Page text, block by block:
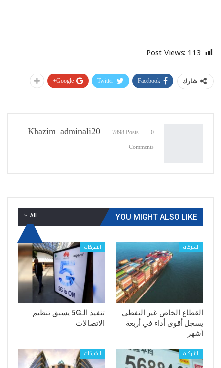
Post Views: 113
شارك Facebook
Twitter
Google+
Khazim_adminali20 7898 Posts 0
Comments
All YOU MIGHT ALSO LIKE
الشركات
القطاع الخاص غير النفطي
يسجل أقوى أداء في أربعة
أشهر
الشركات
تنفيذ الـ5G يسبق تنظيم
الاتصالات
الشركات الشركات